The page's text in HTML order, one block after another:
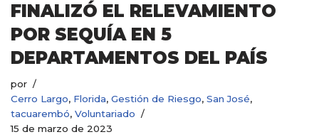
FINALIZÓ EL RELEVAMIENTO
POR SEQUÍA EN 5
DEPARTAMENTOS DEL PAÍS
por
Cerro Largo, Florida, Gestión de Riesgo, San José,
tacuarembó, Voluntariado
15 de marzo de 2023